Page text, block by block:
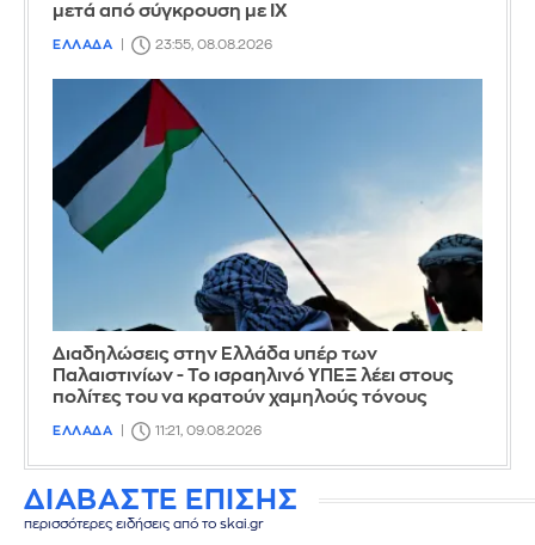
μετά από σύγκρουση με ΙΧ
ΕΛΛΑΔΑ 23:55, 08.08.2026
Διαδηλώσεις στην Ελλάδα υπέρ των
Παλαιστινίων - Το ισραηλινό ΥΠΕΞ λέει στους
πολίτες του να κρατούν χαμηλούς τόνους
ΕΛΛΑΔΑ 11:21, 09.08.2026
ΔΙΑΒΑΣΤΕ ΕΠΙΣΗΣ
περισσότερες ειδήσεις από το skai.gr